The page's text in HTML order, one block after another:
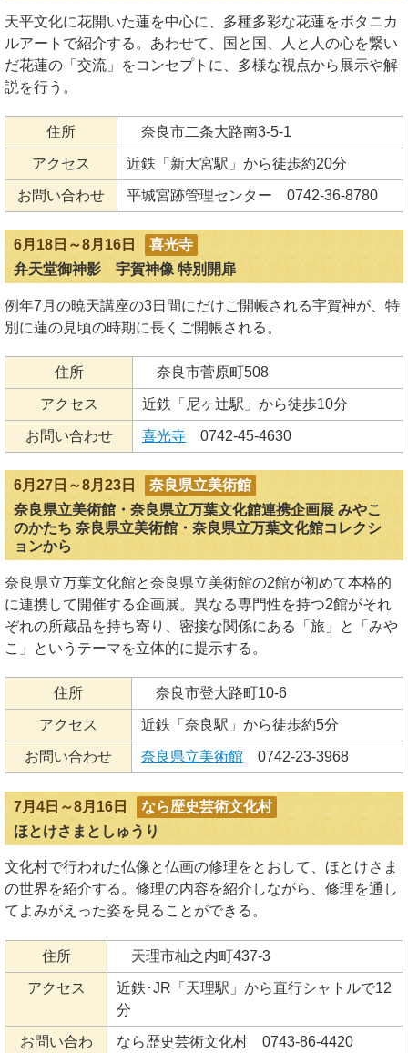
天平文化に花開いた蓮を中心に、多種多彩な花蓮をボタニカ
ルアートで紹介する。あわせて、国と国、人と人の心を繋い
だ花蓮の「交流」をコンセプトに、多様な視点から展示や解
説を行う。
住所 奈良市二条大路南3-5-1
アクセス 近鉄「新大宮駅」から徒歩約20分
お問い合わせ 平城宮跡管理センター 0742-36-8780
6月18日～8月16日
喜光寺
弁天堂御神影 宇賀神像 特別開扉
例年7月の暁天講座の3日間にだけご開帳される宇賀神が、特
別に蓮の見頃の時期に長くご開帳される。
住所 奈良市菅原町508
アクセス 近鉄「尼ヶ辻駅」から徒歩10分
お問い合わせ 喜光寺 0742-45-4630
6月27日～8月23日
奈良県立美術館
奈良県立美術館・奈良県立万葉文化館連携企画展 みやこ
のかたち 奈良県立美術館・奈良県立万葉文化館コレクシ
ョンから
奈良県立万葉文化館と奈良県立美術館の2館が初めて本格的
に連携して開催する企画展。異なる専門性を持つ2館がそれ
ぞれの所蔵品を持ち寄り、密接な関係にある「旅」と「みや
こ」というテーマを立体的に提示する。
住所 奈良市登大路町10-6
アクセス 近鉄「奈良駅」から徒歩約5分
お問い合わせ 奈良県立美術館 0742-23-3968
7月4日～8月16日
なら歴史芸術文化村
ほとけさまとしゅうり
文化村で行われた仏像と仏画の修理をとおして、ほとけさま
の世界を紹介する。修理の内容を紹介しながら、修理を通し
てよみがえった姿を見ることができる。
住所 天理市杣之内町437-3
アクセス
近鉄･JR「天理駅」から直行シャトルで12
分
お問い合わ
なら歴史芸術文化村 0743-86-4420